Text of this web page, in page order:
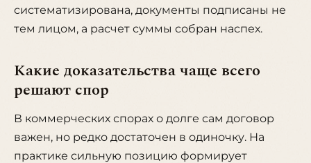
систематизирована, документы подписаны не
тем лицом, а расчет суммы собран наспех.
Какие доказательства чаще всего
решают спор
В коммерческих спорах о долге сам договор
важен, но редко достаточен в одиночку. На
практике сильную позицию формирует